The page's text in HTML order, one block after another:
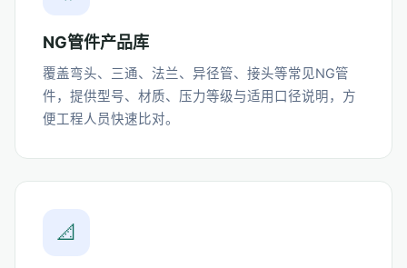
NG管件产品库
覆盖弯头、三通、法兰、异径管、接头等常见NG管
件，提供型号、材质、压力等级与适用口径说明，方
便工程人员快速比对。
📐